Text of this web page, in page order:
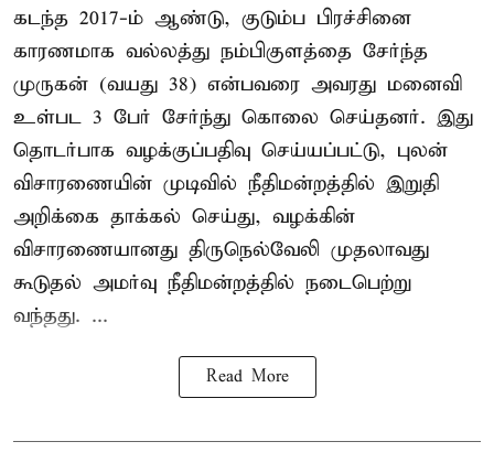
கடந்த 2017-ம் ஆண்டு, குடும்ப பிரச்சினை
காரணமாக வல்லத்து நம்பிகுளத்தை சேர்ந்த
முருகன் (வயது 38) என்பவரை அவரது மனைவி
உள்பட 3 பேர் சேர்ந்து கொலை செய்தனர். இது
தொடர்பாக வழக்குப்பதிவு செய்யப்பட்டு, புலன்
விசாரணையின் முடிவில் நீதிமன்றத்தில் இறுதி
அறிக்கை தாக்கல் செய்து, வழக்கின்
விசாரணையானது திருநெல்வேலி முதலாவது
கூடுதல் அமர்வு நீதிமன்றத்தில் நடைபெற்று
வந்தது. ...
Read More